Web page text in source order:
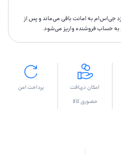
جی‌اس‌ام به امانت باقى مى‌ماند و پس از
به حساب فروشنده واريز مى‌شود.
امکان دریافت
حضوری کالا
پرداخت امن